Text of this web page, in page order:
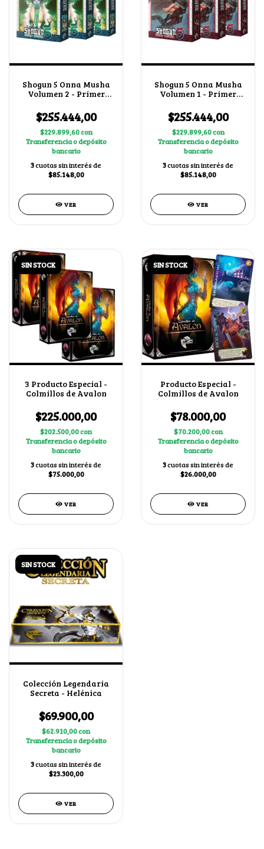
Shogun 5 Onna Musha
Volumen 2 - Primer
X3
$255.444,00
$229.899,60con
Transferencia o depósito
bancario
3cuotas sin interés de
$85.148,00
VER
Shogun 5 Onna Musha
Volumen 1 - Primer
X3
$255.444,00
$229.899,60con
Transferencia o depósito
bancario
3cuotas sin interés de
$85.148,00
VER
SIN STOCK
3 Producto Especial -
Colmillos de Avalon
$225.000,00
$202.500,00con
Transferencia o depósito
bancario
3cuotas sin interés de
$75.000,00
VER
SIN STOCK
Producto Especial -
Colmillos de Avalon
$78.000,00
$70.200,00con
Transferencia o depósito
bancario
3cuotas sin interés de
$26.000,00
VER
SIN STOCK
Colección Legendaria
Secreta - Helénica
$69.900,00
$62.910,00con
Transferencia o depósito
bancario
3cuotas sin interés de
$23.300,00
VER